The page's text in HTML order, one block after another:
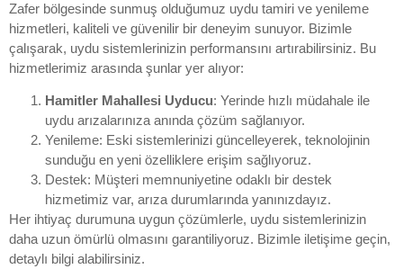
Zafer bölgesinde sunmuş olduğumuz uydu tamiri ve yenileme
hizmetleri, kaliteli ve güvenilir bir deneyim sunuyor. Bizimle
çalışarak, uydu sistemlerinizin performansını artırabilirsiniz. Bu
hizmetlerimiz arasında şunlar yer alıyor:
Hamitler Mahallesi Uyducu: Yerinde hızlı müdahale ile
uydu arızalarınıza anında çözüm sağlanıyor.
Yenileme: Eski sistemlerinizi güncelleyerek, teknolojinin
sunduğu en yeni özelliklere erişim sağlıyoruz.
Destek: Müşteri memnuniyetine odaklı bir destek
hizmetimiz var, arıza durumlarında yanınızdayız.
Her ihtiyaç durumuna uygun çözümlerle, uydu sistemlerinizin
daha uzun ömürlü olmasını garantiliyoruz. Bizimle iletişime geçin,
detaylı bilgi alabilirsiniz.